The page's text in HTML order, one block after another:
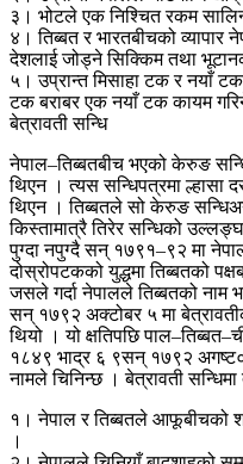
३। भोटले एक निश्चित रकम
४। तिब्बत र भारतबीचको व्यापार
देशलाई जोड्ने सिक्किम तथा
५। उप्रान्त मिसाहा टक र नयाँ
टक बराबर एक नयाँ टक कायम
बेत्रावती सन्धि
नेपाल–तिब्बतबीच भएको केरुङ
थिएन । त्यस सन्धिपत्रमा ल्हासा
थिएन । तिब्बतले सो केरुङ
किस्तामात्रै तिरेर सन्धिको
पुग्दा नपुग्दै सन् १७९१–९२ मा
दोस्रोपटकको युद्धमा तिब्बतको
जसले गर्दा नेपालले तिब्बतको नाम
सन् १७९२ अक्टोबर ५ मा
थियो । यो क्षतिपछि
१८४९ भाद्र ६ ९सन् १७९२ अगष्ट०
नामले चिनिन्छ । बेत्रावती
१। नेपाल र तिब्बतले आफूबीचको
।